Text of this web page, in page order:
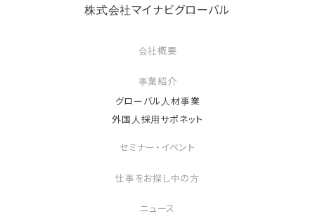
株式会社マイナビグローバル
会社概要
事業紹介
グローバル人材事業
外国人採用サポネット
セミナー・イベント
仕事をお探し中の方
ニュース